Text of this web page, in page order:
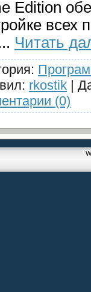
Edition
всех
Читать
rkostik |
(0)